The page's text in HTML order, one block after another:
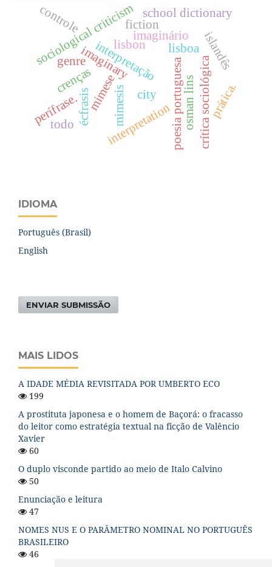
interpretação
lisbon
city
imaginary poesia portuguesa
lisboa
imaginário
interpretation
mimesis
sociological criticismfiction
mimese
écfrasis crítica sociológicaprática.
crenças
school dictionary
genre
osman lins
perífrase.
todo
islandês
controle
IDIOMA
Português (Brasil)
English
ENVIAR SUBMISSÃO
MAIS LIDOS
A IDADE MÉDIA REVISITADA POR UMBERTO ECO
199
A prostituta japonesa e o homem de Baçorá: o fracasso
do leitor como estratégia textual na ficção de Valêncio
Xavier
60
O duplo visconde partido ao meio de Italo Calvino
50
Enunciação e leitura
47
NOMES NUS E O PARÂMETRO NOMINAL NO PORTUGUÊS
BRASILEIRO
46